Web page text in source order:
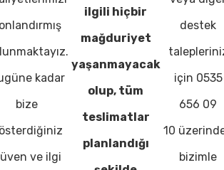
kadar
bize
ve ilgi
ilgili hiçbir
mağduriyet
yaşanmayacak
olup, tüm
teslimatlar
planlandığı
destek
için 0535
656 09
10
bizimle